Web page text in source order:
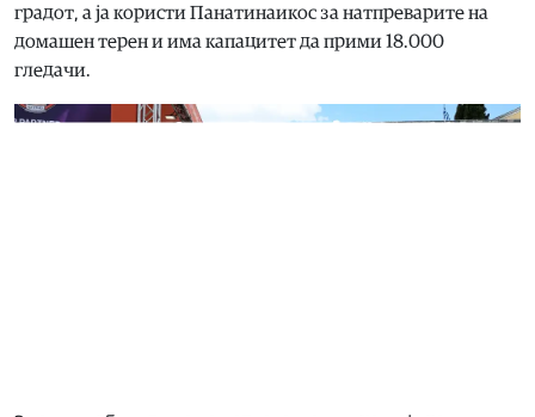
градот, а ја користи Панатинаикос за натпреварите на
домашен терен и има капацитет да прими 18.000
гледачи.